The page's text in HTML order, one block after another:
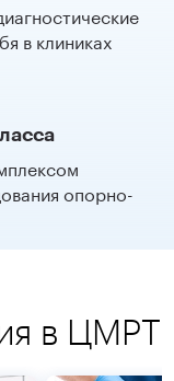
в клиниках
опорно-
в ЦМРТ